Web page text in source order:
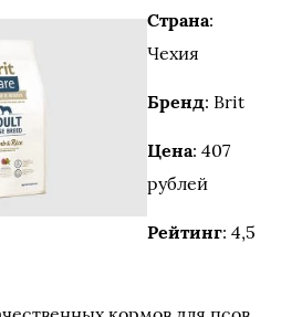
Страна:
Чехия
Бренд: Brit
Цена: 407
рублей
Рейтинг: 4,5